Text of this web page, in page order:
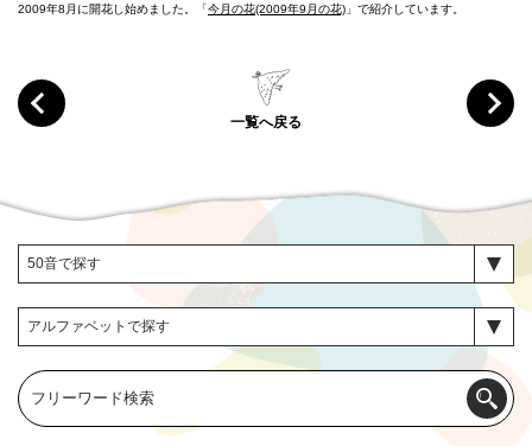
2009年8月に開花し始めました。「今月の花(2009年9月の花) 」で紹介しています。
一覧へ戻る